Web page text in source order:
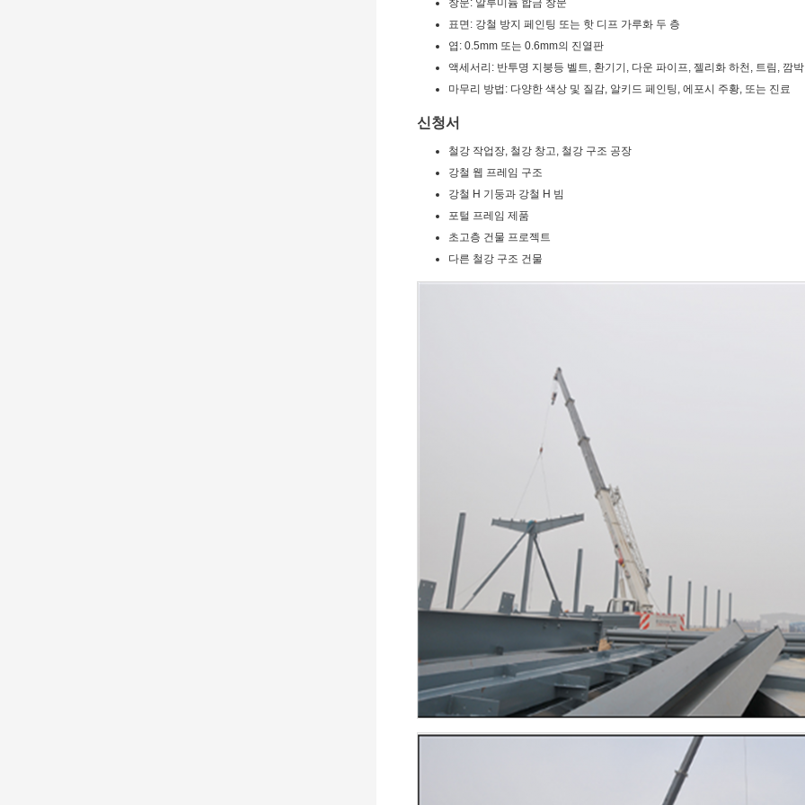
창문: 알루미늄 합금 창문
표면: 강철 방지 페인팅 또는 핫 디프 가루화 두 층
엽: 0.5mm 또는 0.6mm의 진열판
액세서리: 반투명 지붕등 벨트, 환기기, 다운 파이프, 젤리화 하천, 트림, 깜
마무리 방법: 다양한 색상 및 질감, 알키드 페인팅, 에포시 주황, 또는 진료
신청서
철강 작업장, 철강 창고, 철강 구조 공장
강철 웹 프레임 구조
강철 H 기둥과 강철 H 빔
포털 프레임 제품
초고층 건물 프로젝트
다른 철강 구조 건물